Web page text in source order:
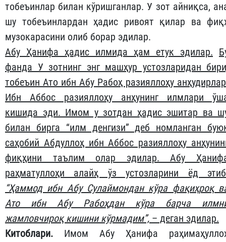
тобеъинлар билан кўришганлар. У зот айниқса,
шу тобеъинлардан ҳадис ривоят қилар ва
музокарасини олиб борар эдилар.
Абу Ҳанифа ҳадис илмида ҳам етук эдилар.
фанда У зотнинг энг машҳур устозларидан
тобеъин Ато ибн Абу Рабоҳ разияллоҳу
Ибн Аббос разияллоҳу анҳунинг илмлари
кишида эди. Имом у зотдан ҳадис эшитар ва
билан бирга “илм денгизи” деб номланган
саҳобий Абдуллоҳ ибн Аббос разияллоҳу
фиқҳини таълим олар эдилар. Абу
раҳматуллоҳи алайҳ ўз устозларини ёд
“Ҳаммод ибн Абу Сулаймондан кўра фақиҳроқ
Ато ибн Абу Рабоҳдан кўра барча
жамловчироқ кишини кўрмадим”, – деган эдилар.
Китоблари. Имом Абу Ҳанифа